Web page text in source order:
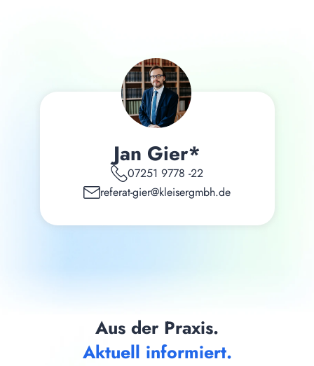
Jan Gier*
07251 9778 -22
referat-gier@kleisergmbh.de
Aus der Praxis.
Aktuell informiert.